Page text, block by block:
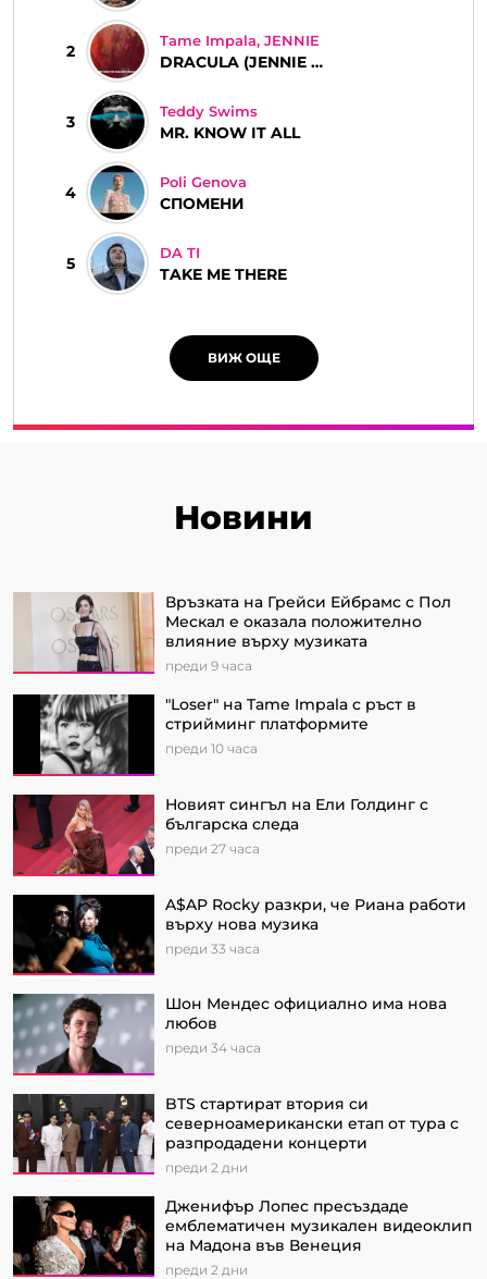
2
Tame Impala, JENNIE
DRACULA (JENNIE REMIX)
3
Teddy Swims
MR. KNOW IT ALL
4
Poli Genova
СПОМЕНИ
5
DA TI
TAKE ME THERE
ВИЖ ОЩЕ
Новини
Връзката на Грейси Ейбрамс с Пол
Мескал е оказала положително
влияние върху музиката
преди 9 часа
"Loser" на Tame Impala с ръст в
стрийминг платформите
преди 10 часа
Новият сингъл на Ели Голдинг с
българска следа
преди 27 часа
A$AP Rocky разкри, че Риана работи
върху нова музика
преди 33 часа
Шон Мендес официално има нова
любов
преди 34 часа
BTS стартират втория си
северноамерикански етап от турa с
разпродадени концерти
преди 2 дни
Дженифър Лопес пресъздаде
емблематичен музикален видеоклип
на Мадона във Венеция
преди 2 дни